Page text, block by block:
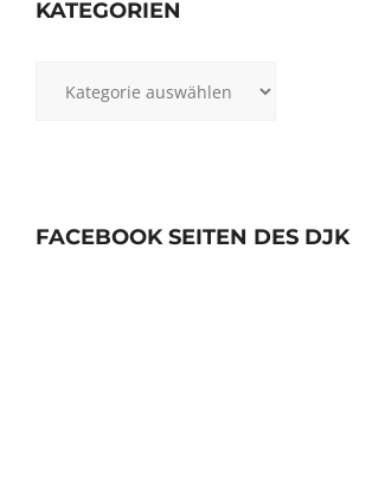
KATEGORIEN
FACEBOOK SEITEN DES DJK